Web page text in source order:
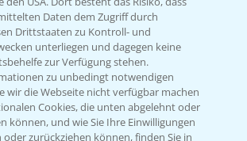
30-20220
Daten dem Zugriff durch
Drittstaaten zu Kontroll- und
unterliegen und dagegen keine
zur Verfügung stehen.
zu unbedingt notwendigen
wir die Webseite nicht verfügbar machen
Cookies, die unten abgelehnt oder
können, und wie Sie Ihre Einwilligungen
oder zurückziehen können, finden Sie in